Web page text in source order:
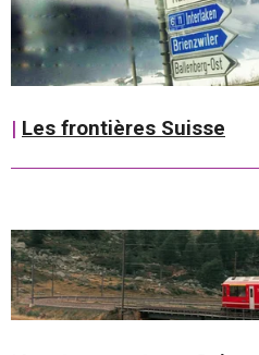
| Les frontières Suisse